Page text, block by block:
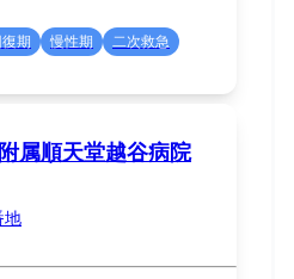
期 慢性期
二次救急
属順天堂越谷病院
地